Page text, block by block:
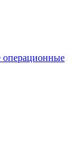
операционные